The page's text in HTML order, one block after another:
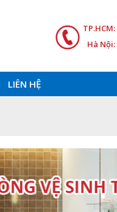
TP.HCM:
Hà Nội:
LIÊN HỆ